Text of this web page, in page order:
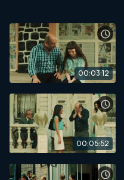
00:03:12
00:05:52